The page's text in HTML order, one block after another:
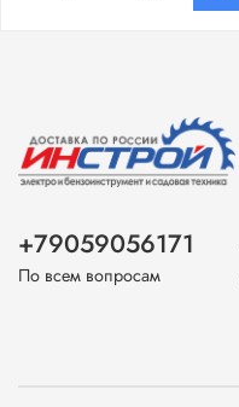
+79059056171
По всем вопросам